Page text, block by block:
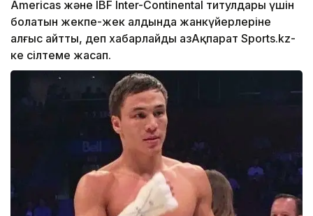
Americas және IBF Inter-Continental титулдары үшін
болатын жекпе-жек алдында жанкүйерлеріне
алғыс айтты, деп хабарлайды ҚазАқпарат Sports.kz-
ке сілтеме жасап.